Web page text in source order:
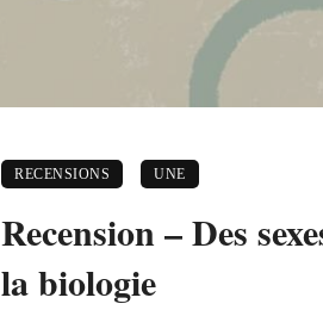
RECENSIONS UNE
Recension – Des
la biologie